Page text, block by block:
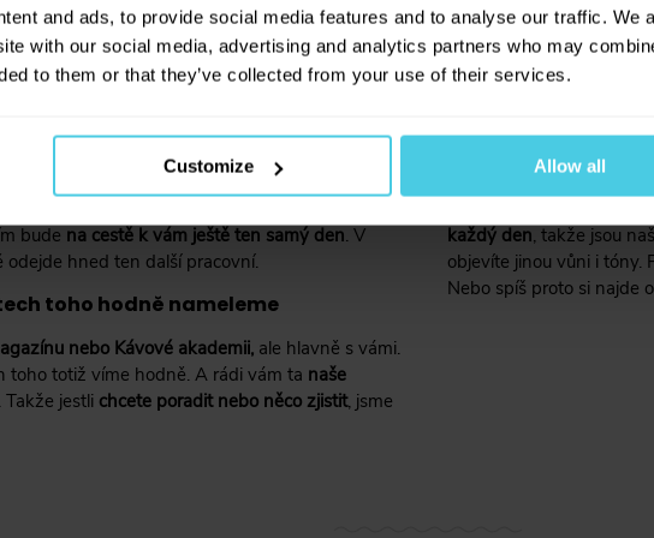
and ads, to provide social media features and to analyse our traffic. We
with our social media, advertising and analytics partners who may
to them or that they’ve collected from your use of their services.
Customize Allow all
zjistíte, jak funguje vacuum pot
přeháníme. Zas tak dlouho to totiž netrvá. A
bude na cestě k vám ještě ten samý den. V
odejde hned ten další pracovní.
toho hodně nameleme
nebo Kávové akademii, ale hlavně s vámi.
toho totiž víme hodně. A rádi vám ta naše
. Takže jestli chcete poradit nebo něco zjistit, jsme
… a taky pražíme
Všechno, co víme,
staráme se. Abyste do
každý den, takže jsou
objevíte jinou vůni i tóny.
Nebo spíš proto si najde